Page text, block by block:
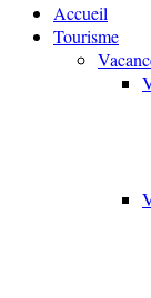
Accueil
Tourisme